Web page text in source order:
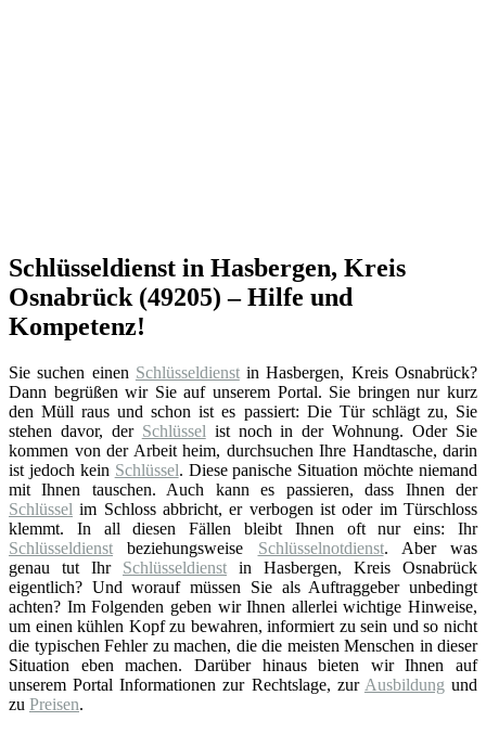
Schlüsseldienst in Hasbergen, Kreis
Osnabrück (49205) – Hilfe und
Kompetenz!
Sie suchen einen Schlüsseldienstin Hasbergen, Kreis Osnabrück?
Dann begrüßen wir Sie auf unserem Portal. Sie bringen nur kurz
den Müll raus und schon ist es passiert: Die Tür schlägt zu, Sie
stehen davor, der Schlüssel ist noch in der Wohnung. Oder Sie
kommen von der Arbeit heim, durchsuchen Ihre Handtasche, darin
ist jedoch kein Schlüssel. Diese panische Situation möchte niemand
mit Ihnen tauschen. Auch kann es passieren, dass Ihnen der
Schlüssel im Schloss abbricht, er verbogen ist oder im Türschloss
klemmt. In all diesen Fällen bleibt Ihnen oft nur eins: Ihr
Schlüsseldienst beziehungsweise Schlüsselnotdienst. Aber was
genau tut Ihr Schlüsseldienst in Hasbergen, Kreis Osnabrück
eigentlich? Und worauf müssen Sie als Auftraggeber unbedingt
achten? Im Folgenden geben wir Ihnen allerlei wichtige Hinweise,
um einen kühlen Kopf zu bewahren, informiert zu sein und so nicht
die typischen Fehler zu machen, die die meisten Menschen in dieser
Situation eben machen. Darüber hinaus bieten wir Ihnen auf
unserem Portal Informationen zur Rechtslage, zur Ausbildung und
zu Preisen.